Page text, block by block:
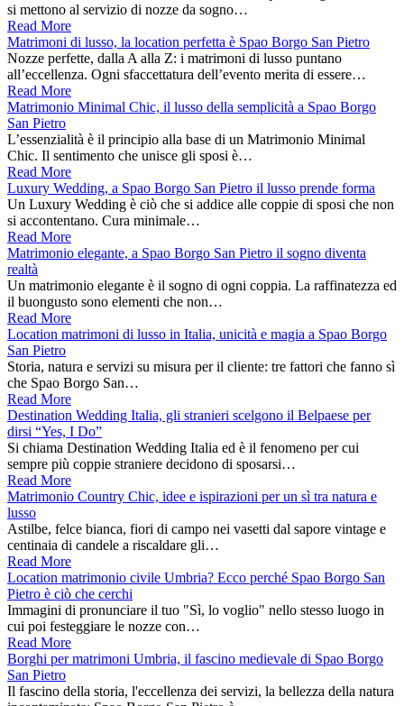
si mettono al servizio di nozze da sogno…
Read More
Matrimoni di lusso, la location perfetta è Spao Borgo San Pietro
Nozze perfette, dalla A alla Z: i matrimoni di lusso puntano
all’eccellenza. Ogni sfaccettatura dell’evento merita di essere…
Read More
Matrimonio Minimal Chic, il lusso della semplicità a Spao Borgo
San Pietro
L’essenzialità è il principio alla base di un Matrimonio Minimal
Chic. Il sentimento che unisce gli sposi è…
Read More
Luxury Wedding, a Spao Borgo San Pietro il lusso prende forma
Un Luxury Wedding è ciò che si addice alle coppie di sposi che non
si accontentano. Cura minimale…
Read More
Matrimonio elegante, a Spao Borgo San Pietro il sogno diventa
realtà
Un matrimonio elegante è il sogno di ogni coppia. La raffinatezza ed
il buongusto sono elementi che non…
Read More
Location matrimoni di lusso in Italia, unicità e magia a Spao Borgo
San Pietro
Storia, natura e servizi su misura per il cliente: tre fattori che fanno sì
che Spao Borgo San…
Read More
Destination Wedding Italia, gli stranieri scelgono il Belpaese per
dirsi “Yes, I Do”
Si chiama Destination Wedding Italia ed è il fenomeno per cui
sempre più coppie straniere decidono di sposarsi…
Read More
Matrimonio Country Chic, idee e ispirazioni per un sì tra natura e
lusso
Astilbe, felce bianca, fiori di campo nei vasetti dal sapore vintage e
centinaia di candele a riscaldare gli…
Read More
Location matrimonio civile Umbria? Ecco perché Spao Borgo San
Pietro è ciò che cerchi
Immagini di pronunciare il tuo "Sì, lo voglio" nello stesso luogo in
cui poi festeggiare le nozze con…
Read More
Borghi per matrimoni Umbria, il fascino medievale di Spao Borgo
San Pietro
Il fascino della storia, l'eccellenza dei servizi, la bellezza della natura